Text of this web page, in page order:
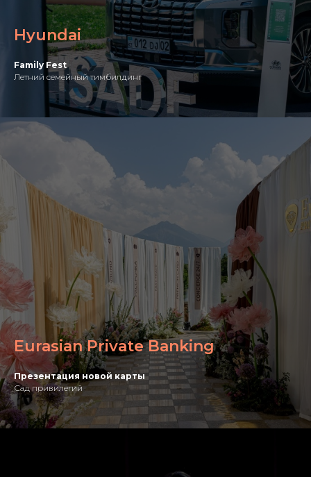
Hyundai
Family Fest
Летний семейный тимбилдинг
Eurasian Private Banking
Презентация новой карты
Сад привилегий